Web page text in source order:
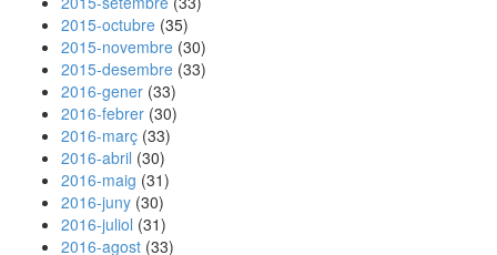
2015-octubre (35)
2015-novembre (30)
2015-desembre (33)
2016-gener (33)
2016-febrer (30)
2016-març (33)
2016-abril (30)
2016-maig (31)
2016-juny (30)
2016-juliol (31)
2016-agost (33)